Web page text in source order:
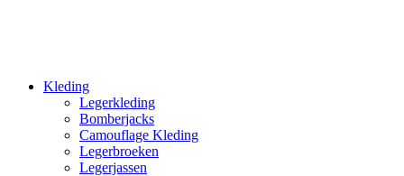
Kleding
Legerkleding
Bomberjacks
Camouflage Kleding
Legerbroeken
Legerjassen